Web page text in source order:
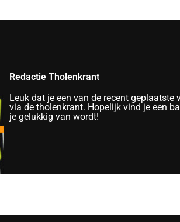
Redactie Tholenkrant
Leuk dat je een van de recent geplaatste
via de tholenkrant. Hopelijk vind je een
je gelukkig van wordt!